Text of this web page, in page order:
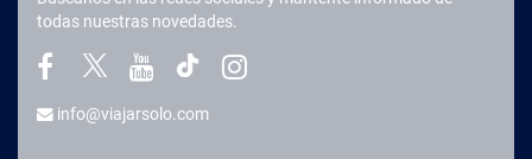
todas nuestras novedades.
info@viajarsolo.com